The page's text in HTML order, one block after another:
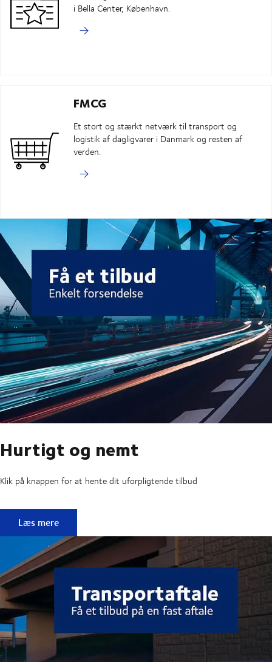
i Bella Center, København.
FMCG
Et stort og stærkt netværk til transport og
logistik af dagligvarer i Danmark og resten af
verden.
Hurtigt og nemt
Klik på knappen for at hente dit uforpligtende tilbud
Hurtigt og nemt
Læs mere